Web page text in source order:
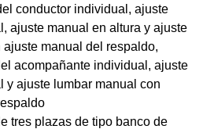
conductor individual, ajuste
ajuste manual en altura y ajuste
ajuste manual del respaldo,
acompañante individual, ajuste
y ajuste lumbar manual con
tres plazas de tipo banco de